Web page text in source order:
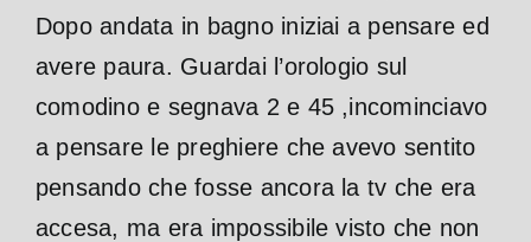
Dopo andata in bagno iniziai a pensare ed
avere paura. Guardai l’orologio sul
comodino e segnava 2 e 45 ,incominciavo
a pensare le preghiere che avevo sentito
pensando che fosse ancora la tv che era
accesa, ma era impossibile visto che non